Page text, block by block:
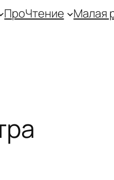
ПроЧтение Малая